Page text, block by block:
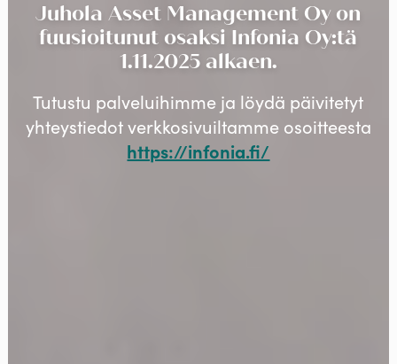
Juhola Asset Management Oy on
fuusioitunut osaksi Infonia Oy:tä
1.11.2025 alkaen.
Tutustu palveluihimme ja löydä päivitetyt
yhteystiedot verkkosivuiltamme osoitteesta
https://infonia.fi/